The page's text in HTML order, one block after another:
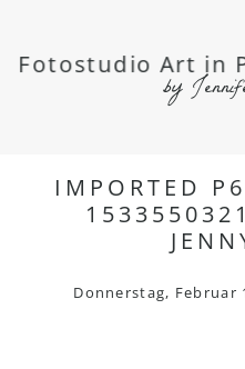
Fotostudio Art in
by
IMPORTED
Donnerstag, Februar